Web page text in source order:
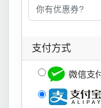
支付方式